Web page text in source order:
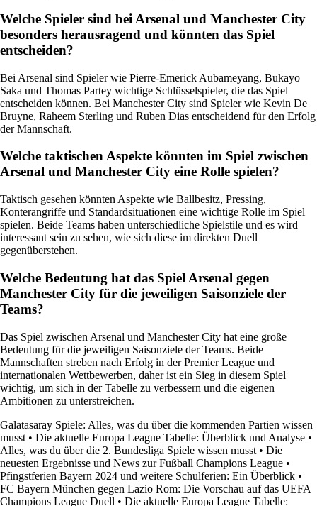
Welche Spieler sind bei Arsenal und Manchester City
besonders herausragend und könnten das Spiel
entscheiden?
Bei Arsenal sind Spieler wie Pierre-Emerick Aubameyang, Bukayo
Saka und Thomas Partey wichtige Schlüsselspieler, die das Spiel
entscheiden können. Bei Manchester City sind Spieler wie Kevin De
Bruyne, Raheem Sterling und Ruben Dias entscheidend für den Erfolg
der Mannschaft.
Welche taktischen Aspekte könnten im Spiel zwischen
Arsenal und Manchester City eine Rolle spielen?
Taktisch gesehen könnten Aspekte wie Ballbesitz, Pressing,
Konterangriffe und Standardsituationen eine wichtige Rolle im Spiel
spielen. Beide Teams haben unterschiedliche Spielstile und es wird
interessant sein zu sehen, wie sich diese im direkten Duell
gegenüberstehen.
Welche Bedeutung hat das Spiel Arsenal gegen
Manchester City für die jeweiligen Saisonziele der
Teams?
Das Spiel zwischen Arsenal und Manchester City hat eine große
Bedeutung für die jeweiligen Saisonziele der Teams. Beide
Mannschaften streben nach Erfolg in der Premier League und
internationalen Wettbewerben, daher ist ein Sieg in diesem Spiel
wichtig, um sich in der Tabelle zu verbessern und die eigenen
Ambitionen zu unterstreichen.
Galatasaray Spiele: Alles, was du über die kommenden Partien wissen
musst • Die aktuelle Europa League Tabelle: Überblick und Analyse •
Alles, was du über die 2. Bundesliga Spiele wissen musst • Die
neuesten Ergebnisse und News zur Fußball Champions League •
Pfingstferien Bayern 2024 und weitere Schulferien: Ein Überblick •
FC Bayern München gegen Lazio Rom: Die Vorschau auf das UEFA
Champions League Duell • Die aktuelle Europa League Tabelle: